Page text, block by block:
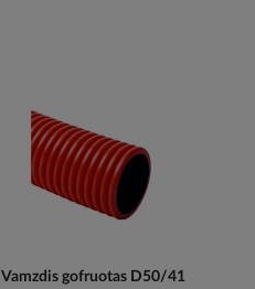
Vamzdis gofruotas D50/41